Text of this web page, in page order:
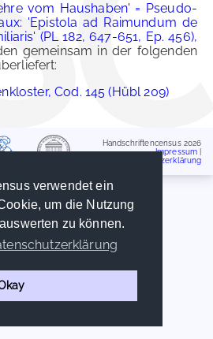
verwendet ein
um die Nutzung
zu können.
vom Haushaben' = Pseudo-
'Epistola ad Raimundum de
(PL 182, 647-651, Ep. 456),
gemeinsam in der folgenden
Cod. 145 (Hübl 209)
Handschriftencensus 2026
Impressum
Datenschutzerklärung